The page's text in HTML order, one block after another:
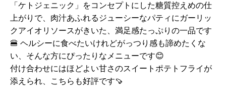
「ケトジェニック」をコンセプトにした糖質控えめの仕
上がりで、肉汁あふれるジューシーなパティにガーリッ
クアイオリソースがきいた、満足感たっぷりの一品です
🍔 ヘルシーに食べたいけれどがっつり感も諦めたくな
い、そんな方にぴったりなメニューです😊
付け合わせにはほどよい甘さのスイートポテトフライが
添えられ、こちらも好評です🍠